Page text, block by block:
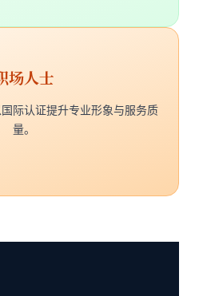
场人士
际认证提升专业形象与服务质
量。